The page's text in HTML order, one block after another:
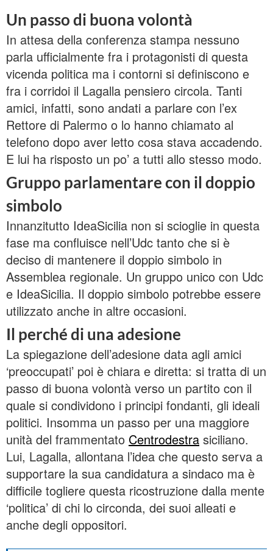
Un passo di buona volontà
In attesa della conferenza stampa nessuno
parla ufficialmente fra i protagonisti di questa
vicenda politica ma i contorni si definiscono e
fra i corridoi il Lagalla pensiero circola. Tanti
amici, infatti, sono andati a parlare con l’ex
Rettore di Palermo o lo hanno chiamato al
telefono dopo aver letto cosa stava accadendo.
E lui ha risposto un po’ a tutti allo stesso modo.
Gruppo parlamentare con il doppio
simbolo
Innanzitutto IdeaSicilia non si scioglie in questa
fase ma confluisce nell’Udc tanto che si è
deciso di mantenere il doppio simbolo in
Assemblea regionale. Un gruppo unico con Udc
e IdeaSicilia. Il doppio simbolo potrebbe essere
utilizzato anche in altre occasioni.
Il perché di una adesione
La spiegazione dell’adesione data agli amici
‘preoccupati’ poi è chiara e diretta: si tratta di un
passo di buona volontà verso un partito con il
quale si condividono i principi fondanti, gli ideali
politici. Insomma un passo per una maggiore
unità del frammentato Centrodestra siciliano.
Lui, Lagalla, allontana l’idea che questo serva a
supportare la sua candidatura a sindaco ma è
difficile togliere questa ricostruzione dalla mente
‘politica’ di chi lo circonda, dei suoi alleati e
anche degli oppositori.